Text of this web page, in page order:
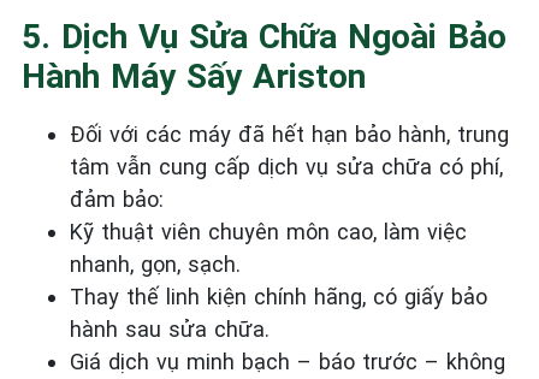
5. Dịch Vụ Sửa Chữa Ngoài Bảo
Hành Máy Sấy Ariston
Đối với các máy đã hết hạn bảo hành, trung
tâm vẫn cung cấp dịch vụ sửa chữa có phí,
đảm bảo:
Kỹ thuật viên chuyên môn cao, làm việc
nhanh, gọn, sạch.
Thay thế linh kiện chính hãng, có giấy bảo
hành sau sửa chữa.
Giá dịch vụ minh bạch – báo trước – không